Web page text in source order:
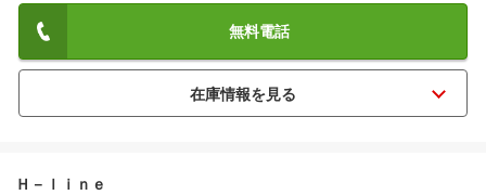
無料電話
Ｈ－ｌｉｎｅ